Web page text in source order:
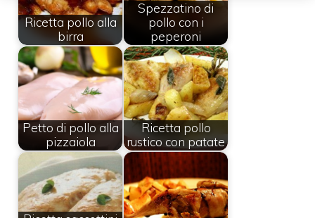
Ricetta pollo alla
birra
Spezzatino di
pollo con i
peperoni
Petto di pollo alla
pizzaiola
Ricetta pollo
rustico con patate